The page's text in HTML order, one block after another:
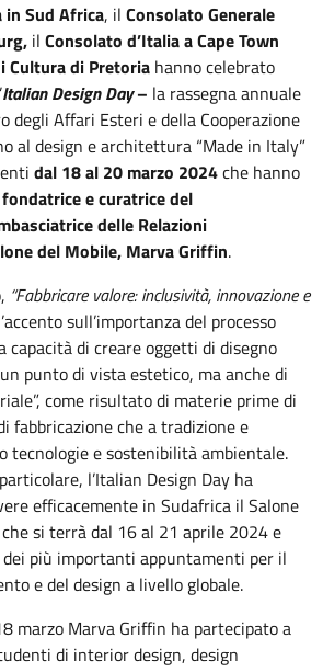
in Sud Africa, il Consolato Generale
il Consolato d’Italia a Cape Town
di Pretoria hanno celebrato
Italian Design Day – la rassegna annuale
degli Affari Esteri e della Cooperazione
al design e architettura “Made in Italy”
dal 18 al 20 marzo 2024che hanno
fondatrice e curatrice del
delle Relazioni
del Mobile, Marva Griffin.
“Fabbricare valore: inclusività, innovazione e
sull’importanza del processo
capacità di creare oggetti di disegno
punto di vista estetico, ma anche di
come risultato di materie prime di
fabbricazione che a tradizione e
tecnologie e sostenibilità ambientale.
l’Italian Design Day ha
efficacemente in Sudafrica il Salone
si terrà dal 16 al 21 aprile 2024 e
più importanti appuntamenti per il
e del design a livello globale.
marzo Marva Griffin ha partecipato a
di interior design, design